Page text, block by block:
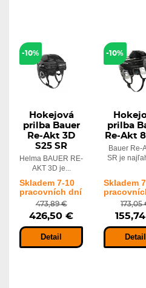
-10%
Hokejová
prilba Bauer
Re-Akt 3D
S25 SR
Helma BAUER RE-
AKT 3D je...
Skladem 7-10
pracovních dní
473,89 €
426,50 €
Detail
-10%
prilba
Re-Akt
Bauer Re-
SR je
Skladem
173,05
Detail